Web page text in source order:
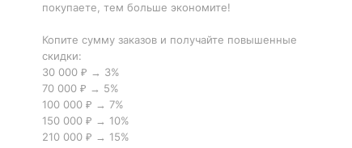
покупаете, тем больше экономите!
Копите сумму заказов и получайте повышенные
скидки:
30 000 ₽ → 3%
70 000 ₽ → 5%
100 000 ₽ → 7%
150 000 ₽ → 10%
210 000 ₽ → 15%